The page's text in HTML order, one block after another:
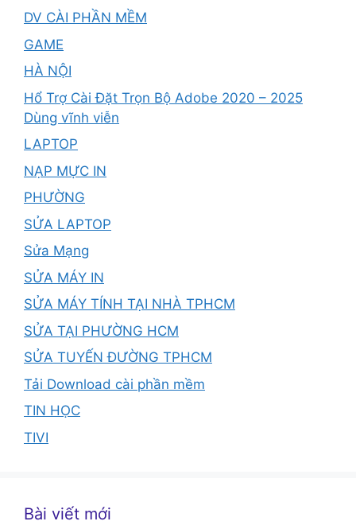
DV CÀI PHẦN MỀM
GAME
HÀ NỘI
Hổ Trợ Cài Đặt Trọn Bộ Adobe 2020 – 2025
Dùng vĩnh viễn
LAPTOP
NẠP MỰC IN
PHƯỜNG
SỬA LAPTOP
Sửa Mạng
SỬA MÁY IN
SỬA MÁY TÍNH TẠI NHÀ TPHCM
SỬA TẠI PHƯỜNG HCM
SỬA TUYẾN ĐƯỜNG TPHCM
Tải Download cài phần mềm
TIN HỌC
TIVI
Bài viết mới